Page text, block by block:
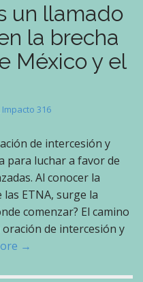
un llamado
la brecha
México y el
Impacto 316
de intercesión y
para luchar a favor de
Al conocer la
ETNA, surge la
comenzar? El camino
de intercesión y
→